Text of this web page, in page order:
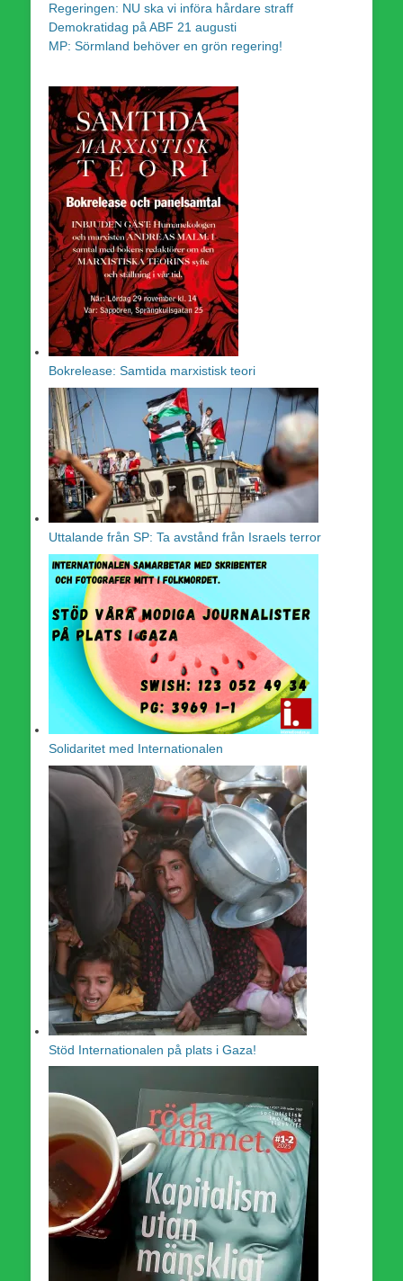
Regeringen: NU ska vi införa hårdare straff
Demokratidag på ABF 21 augusti
MP: Sörmland behöver en grön regering!
Bokrelease: Samtida marxistisk teori
Uttalande från SP: Ta avstånd från Israels terror
Solidaritet med Internationalen
Stöd Internationalen på plats i Gaza!